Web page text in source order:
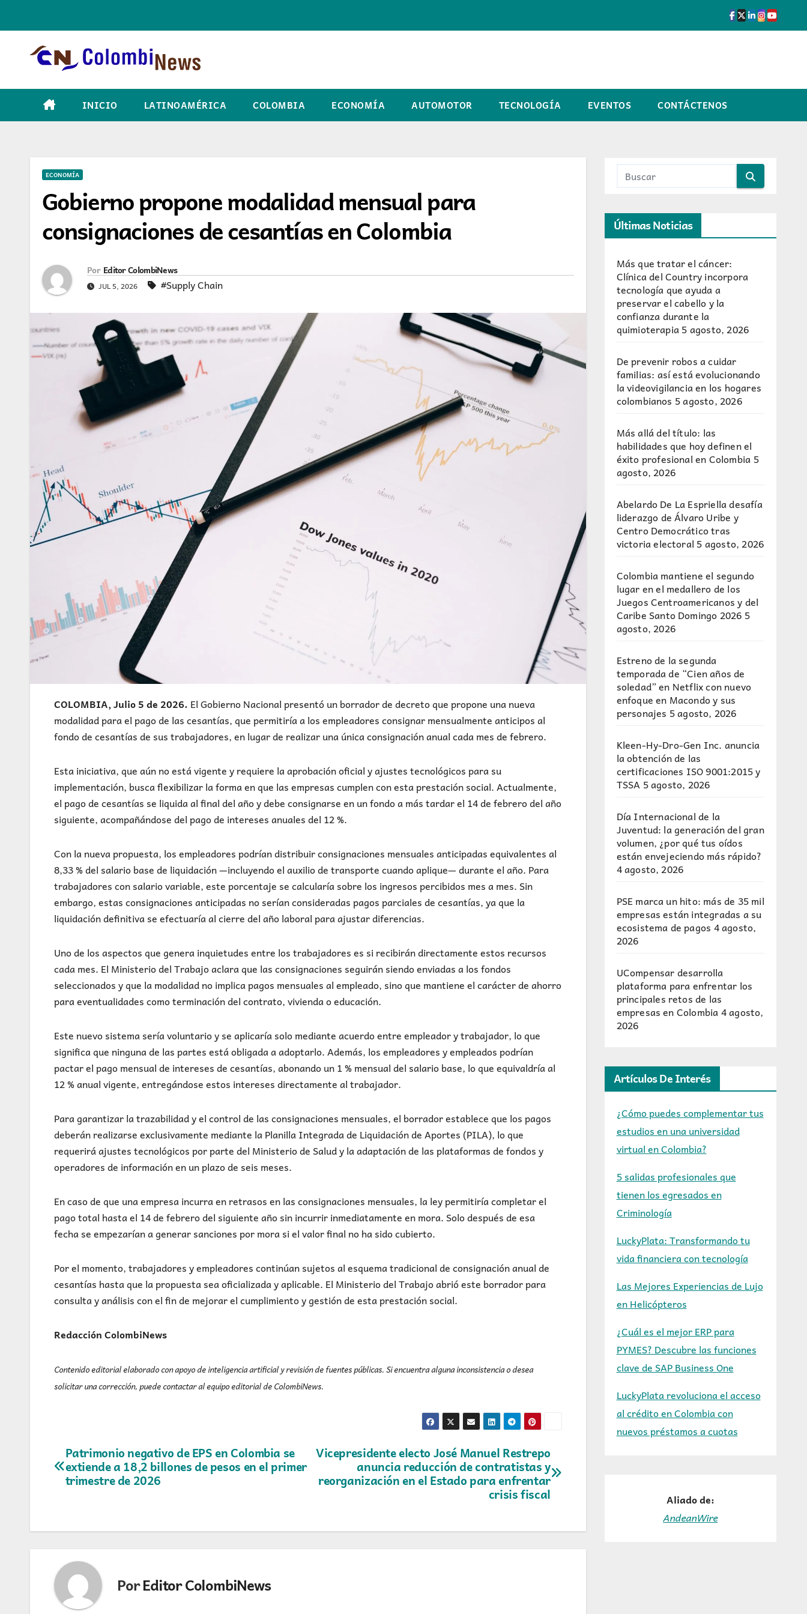
INICIO LATINOAMÉRICA COLOMBIA ECONOMÍA AUTOMOTOR TECNOLOGÍA EVENTOS CONTÁCTENOS
ECONOMÍA
Gobierno propone modalidad mensual para
consignaciones de cesantías en Colombia
Por Editor ColombiNews
JUL 5, 2026 #Supply Chain
COLOMBIA, Julio 5 de 2026. El Gobierno Nacional presentó un borrador de decreto que propone una nueva
modalidad para el pago de las cesantías, que permitiría a los empleadores consignar mensualmente anticipos al
fondo de cesantías de sus trabajadores, en lugar de realizar una única consignación anual cada mes de febrero.
Esta iniciativa, que aún no está vigente y requiere la aprobación oficial y ajustes tecnológicos para su
implementación, busca flexibilizar la forma en que las empresas cumplen con esta prestación social. Actualmente,
el pago de cesantías se liquida al final del año y debe consignarse en un fondo a más tardar el 14 de febrero del año
siguiente, acompañándose del pago de intereses anuales del 12 %.
Con la nueva propuesta, los empleadores podrían distribuir consignaciones mensuales anticipadas equivalentes al
8,33 % del salario base de liquidación —incluyendo el auxilio de transporte cuando aplique— durante el año. Para
trabajadores con salario variable, este porcentaje se calcularía sobre los ingresos percibidos mes a mes. Sin
embargo, estas consignaciones anticipadas no serían consideradas pagos parciales de cesantías, ya que la
liquidación definitiva se efectuaría al cierre del año laboral para ajustar diferencias.
Uno de los aspectos que genera inquietudes entre los trabajadores es si recibirán directamente estos recursos
cada mes. El Ministerio del Trabajo aclara que las consignaciones seguirán siendo enviadas a los fondos
seleccionados y que la modalidad no implica pagos mensuales al empleado, sino que mantiene el carácter de ahorro
para eventualidades como terminación del contrato, vivienda o educación.
Este nuevo sistema sería voluntario y se aplicaría solo mediante acuerdo entre empleador y trabajador, lo que
significa que ninguna de las partes está obligada a adoptarlo. Además, los empleadores y empleados podrían
pactar el pago mensual de intereses de cesantías, abonando un 1 % mensual del salario base, lo que equivaldría al
12 % anual vigente, entregándose estos intereses directamente al trabajador.
Para garantizar la trazabilidad y el control de las consignaciones mensuales, el borrador establece que los pagos
deberán realizarse exclusivamente mediante la Planilla Integrada de Liquidación de Aportes (PILA), lo que
requerirá ajustes tecnológicos por parte del Ministerio de Salud y la adaptación de las plataformas de fondos y
operadores de información en un plazo de seis meses.
En caso de que una empresa incurra en retrasos en las consignaciones mensuales, la ley permitiría completar el
pago total hasta el 14 de febrero del siguiente año sin incurrir inmediatamente en mora. Solo después de esa
fecha se empezarían a generar sanciones por mora si el valor final no ha sido cubierto.
Por el momento, trabajadores y empleadores continúan sujetos al esquema tradicional de consignación anual de
cesantías hasta que la propuesta sea oficializada y aplicable. El Ministerio del Trabajo abrió este borrador para
consulta y análisis con el fin de mejorar el cumplimiento y gestión de esta prestación social.
Redacción ColombiNews
Contenido editorial elaborado con apoyo de inteligencia artificial y revisión de fuentes públicas. Si encuentra alguna inconsistencia o desea
solicitar una corrección, puede contactar al equipo editorial de ColombiNews.
Navegación
de
Vicepresidente electo José Manuel Restrepo
anuncia reducción de contratistas y
reorganización en el Estado para enfrentar
crisis fiscal
Patrimonio negativo de EPS en Colombia se
extiende a 18,2 billones de pesos en el primer
trimestre de 2026
PorEditor ColombiNews
Últimas Noticias
Más que tratar el cáncer:
Clínica del Country incorpora
tecnología que ayuda a
preservar el cabello y la
confianza durante la
quimioterapia5 agosto, 2026
De prevenir robos a cuidar
familias: así está evolucionando
la videovigilancia en los hogares
colombianos 5 agosto, 2026
Más allá del título: las
habilidades que hoy definen el
éxito profesional en Colombia 5
agosto, 2026
Abelardo De La Espriella desafía
liderazgo de Álvaro Uribe y
Centro Democrático tras
victoria electoral 5 agosto, 2026
Colombia mantiene el segundo
lugar en el medallero de los
Juegos Centroamericanos y del
Caribe Santo Domingo 2026 5
agosto, 2026
Estreno de la segunda
temporada de “Cien años de
soledad” en Netflix con nuevo
enfoque en Macondo y sus
personajes 5 agosto, 2026
Kleen-Hy-Dro-Gen Inc. anuncia
la obtención de las
certificaciones ISO 9001:2015 y
TSSA 5 agosto, 2026
Día Internacional de la
Juventud: la generación del gran
volumen, ¿por qué tus oídos
están envejeciendo más rápido?
4 agosto, 2026
PSE marca un hito: más de 35 mil
empresas están integradas a su
ecosistema de pagos 4 agosto,
2026
UCompensar desarrolla
plataforma para enfrentar los
principales retos de las
empresas en Colombia4 agosto,
2026
Artículos De Interés
¿Cómo puedes complementar tus
estudios en una universidad
virtual en Colombia?
5 salidas profesionales que
tienen los egresados en
Criminología
LuckyPlata: Transformando tu
vida financiera con tecnología
Las Mejores Experiencias de Lujo
en Helicópteros
¿Cuál es el mejor ERP para
PYMES? Descubre las funciones
clave de SAP Business One
LuckyPlata revoluciona el acceso
al crédito en Colombia con
nuevos préstamos a cuotas
Aliado de:
AndeanWire